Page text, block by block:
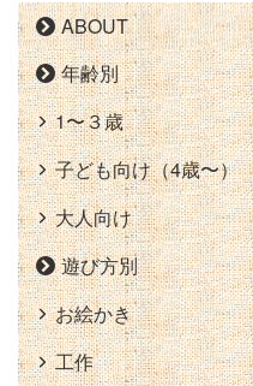
ABOUT
年齢別
1〜３歳
子ども向け（4歳〜）
大人向け
遊び方別
お絵かき
工作